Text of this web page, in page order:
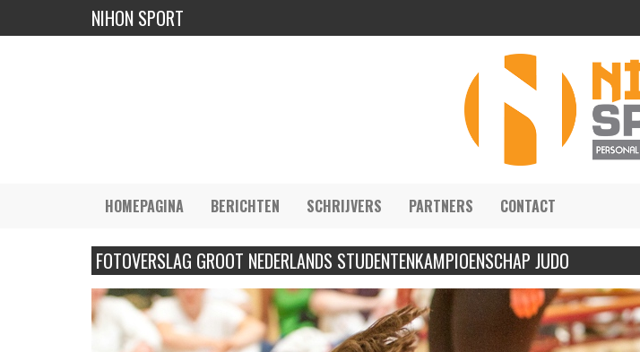
NIHON SPORT
HOMEPAGINA BERICHTEN SCHRIJVERS PARTNERS CONTACT
FOTOVERSLAG GROOT NEDERLANDS STUDENTENKAMPIOENSCHAP JUDO